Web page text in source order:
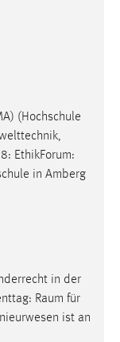
(Hochschule
EthikForum:
in Amberg
in der
Raum für
ist an